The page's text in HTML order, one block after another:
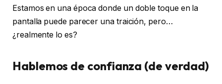
Estamos en una época donde un doble toque en la
pantalla puede parecer una traición, pero…
¿realmente lo es?
Hablemos de confianza (de verdad)